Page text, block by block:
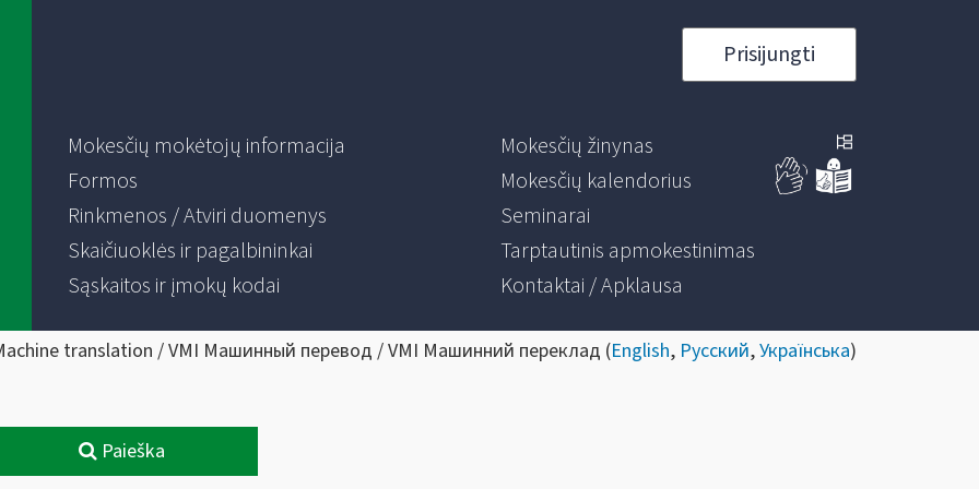
Prisijungti
Mokesčių mokėtojų informacija
Formos
Rinkmenos / Atviri duomenys
Skaičiuoklės ir pagalbininkai
Sąskaitos ir įmokų kodai
Mokesčių žinynas
Mokesčių kalendorius
Seminarai
Tarptautinis apmokestinimas
Kontaktai / Apklausa
translation / VMI Машинный перевод / VMI Машинний переклад (English, Русский,Українська)
Paieška